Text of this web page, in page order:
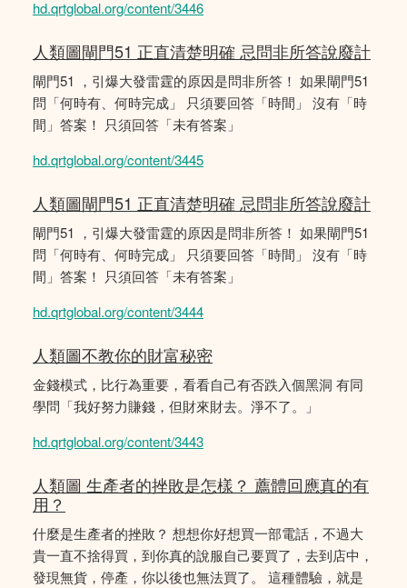
hd.qrtglobal.org/content/3446
人類圖閘門51 正直清楚明確 忌問非所答說廢計
閘門51 ，引爆大發雷霆的原因是問非所答！ 如果閘門51
問「何時有、何時完成」 只須要回答「時間」 沒有「時
間」答案！ 只須回答「未有答案」
hd.qrtglobal.org/content/3445
人類圖閘門51 正直清楚明確 忌問非所答說廢計
閘門51 ，引爆大發雷霆的原因是問非所答！ 如果閘門51
問「何時有、何時完成」 只須要回答「時間」 沒有「時
間」答案！ 只須回答「未有答案」
hd.qrtglobal.org/content/3444
人類圖不教你的財富秘密
金錢模式，比行為重要，看看自己有否跌入個黑洞 有同
學問「我好努力賺錢，但財來財去。淨不了。」
hd.qrtglobal.org/content/3443
人類圖 生產者的挫敗是怎樣？ 薦體回應真的有
用？
什麼是生產者的挫敗？ 想想你好想買一部電話，不過大
貴一直不捨得買，到你真的說服自己要買了，去到店中，
發現無貨，停產，你以後也無法買了。 這種體驗，就是